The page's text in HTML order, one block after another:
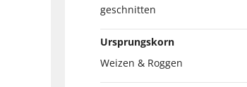
geschnitten
Ursprungskorn
Weizen & Roggen